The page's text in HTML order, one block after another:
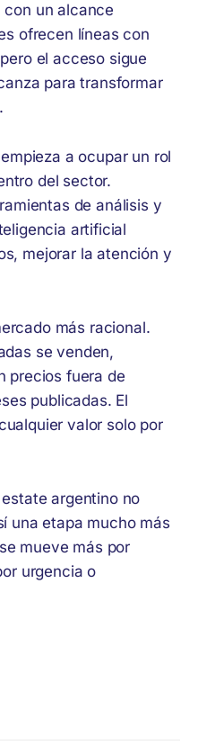
con un alcance
ofrecen líneas con
el acceso sigue
para transformar
a ocupar un rol
del sector.
de análisis y
artificial
mejorar la atención y
más racional.
se venden,
precios fuera de
publicadas. El
valor solo por
argentino no
una etapa mucho más
mueve más por
urgencia o